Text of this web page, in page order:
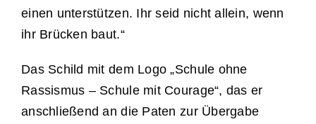
einen unterstützen. Ihr seid nicht allein, wenn
ihr Brücken baut.“
Das Schild mit dem Logo „Schule ohne
Rassismus – Schule mit Courage“, das er
anschließend an die Paten zur Übergabe